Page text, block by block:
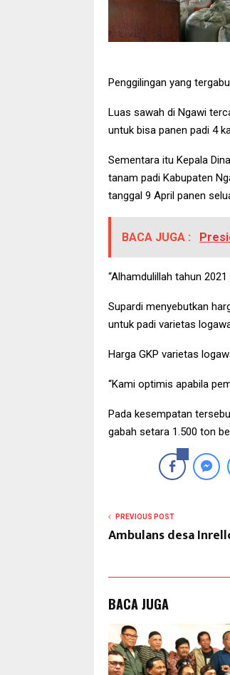
Penggilingan yang
Luas sawah di Ngawi
untuk bisa panen padi 4
Sementara itu Kepala
tanam padi Kabupaten
tanggal 9 April panen
BACA JUGA :
“Alhamdulillah tahun
Supardi menyebutkan
untuk padi varietas
Harga GKP varietas
“Kami optimis apabila
Pada kesempatan
gabah setara 1.500 ton
PREVIOUS POST
Ambulans desa
BACA JUGA